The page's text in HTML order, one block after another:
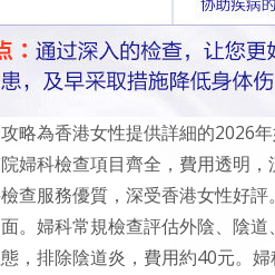
略為香港女性提供詳細的2026
婦科檢查項目齊全，費用透明
查服務優質，深受香港女性好評。
。婦科常規檢查評估外陰、陰
，排除陰道炎，費用約40元。